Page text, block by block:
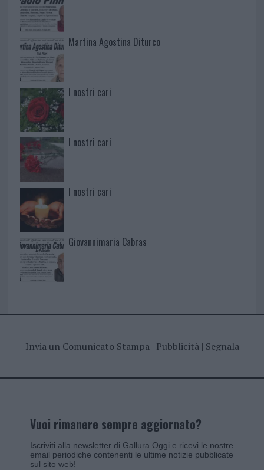
Martina Agostina Diturco
I nostri cari
I nostri cari
I nostri cari
Giovannimaria Cabras
Invia un Comunicato Stampa| Pubblicità| Segnala
Vuoi rimanere sempre aggiornato?
Iscriviti alla newsletter di Gallura Oggi e ricevi le nostre
email periodiche contenenti le ultime notizie pubblicate
sul sito web!